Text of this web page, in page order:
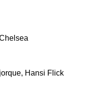
Hansi Flick